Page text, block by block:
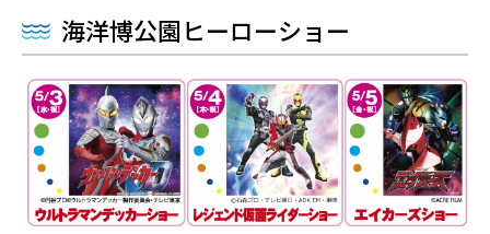
海洋博公園ヒーローショー